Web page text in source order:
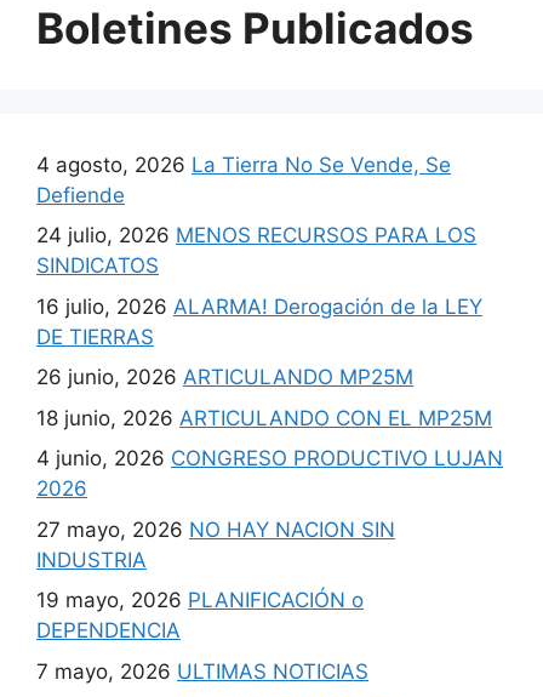
Boletines Publicados
4 agosto, 2026 La Tierra No Se Vende, Se
Defiende
24 julio, 2026 MENOS RECURSOS PARA LOS
SINDICATOS
16 julio, 2026 ALARMA! Derogación de la LEY
DE TIERRAS
26 junio, 2026 ARTICULANDO MP25M
18 junio, 2026 ARTICULANDO CON EL MP25M
4 junio, 2026 CONGRESO PRODUCTIVO LUJAN
2026
27 mayo, 2026 NO HAY NACION SIN
INDUSTRIA
19 mayo, 2026 PLANIFICACIÓN o
DEPENDENCIA
7 mayo, 2026 ULTIMAS NOTICIAS